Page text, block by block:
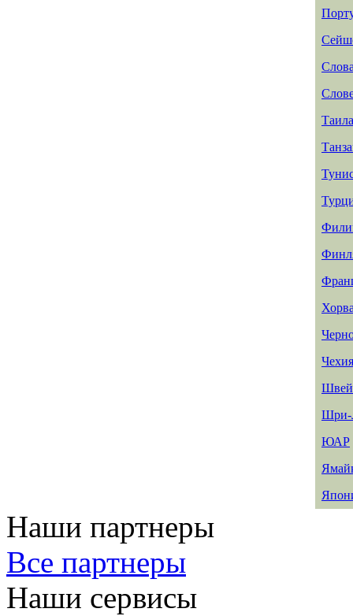
Чехия
Шри-
ЮАР
Наши партнеры
Все партнеры
Наши сервисы